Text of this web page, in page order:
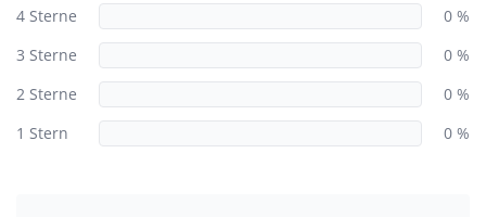
4 Sterne
0 %
3 Sterne
0 %
2 Sterne
0 %
1 Stern
0 %